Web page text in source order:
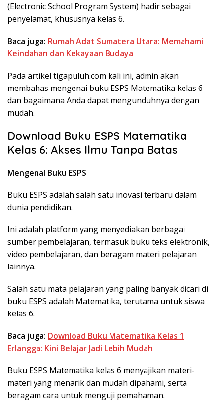
(Electronic School Program System) hadir sebagai
penyelamat, khususnya kelas 6.
Baca juga: Rumah Adat Sumatera Utara: Memahami
Keindahan dan Kekayaan Budaya
Pada artikel tigapuluh.com kali ini, admin akan
membahas mengenai buku ESPS Matematika kelas 6
dan bagaimana Anda dapat mengunduhnya dengan
mudah.
Download Buku ESPS Matematika
Kelas 6: Akses Ilmu Tanpa Batas
Mengenal Buku ESPS
Buku ESPS adalah salah satu inovasi terbaru dalam
dunia pendidikan.
Ini adalah platform yang menyediakan berbagai
sumber pembelajaran, termasuk buku teks elektronik,
video pembelajaran, dan beragam materi pelajaran
lainnya.
Salah satu mata pelajaran yang paling banyak dicari di
buku ESPS adalah Matematika, terutama untuk siswa
kelas 6.
Baca juga: Download Buku Matematika Kelas 1
Erlangga: Kini Belajar Jadi Lebih Mudah
Buku ESPS Matematika kelas 6 menyajikan materi-
materi yang menarik dan mudah dipahami, serta
beragam cara untuk menguji pemahaman.